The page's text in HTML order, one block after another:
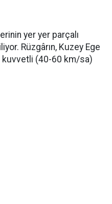
yer yer parçalı
Rüzgârın, Kuzey Ege
kuvvetli (40-60 km/sa)